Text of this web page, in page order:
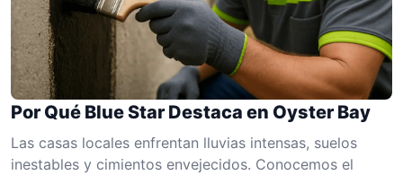
Por Qué Blue Star Destaca en Oyster Bay
Las casas locales enfrentan lluvias intensas, suelos
inestables y cimientos envejecidos. Conocemos el